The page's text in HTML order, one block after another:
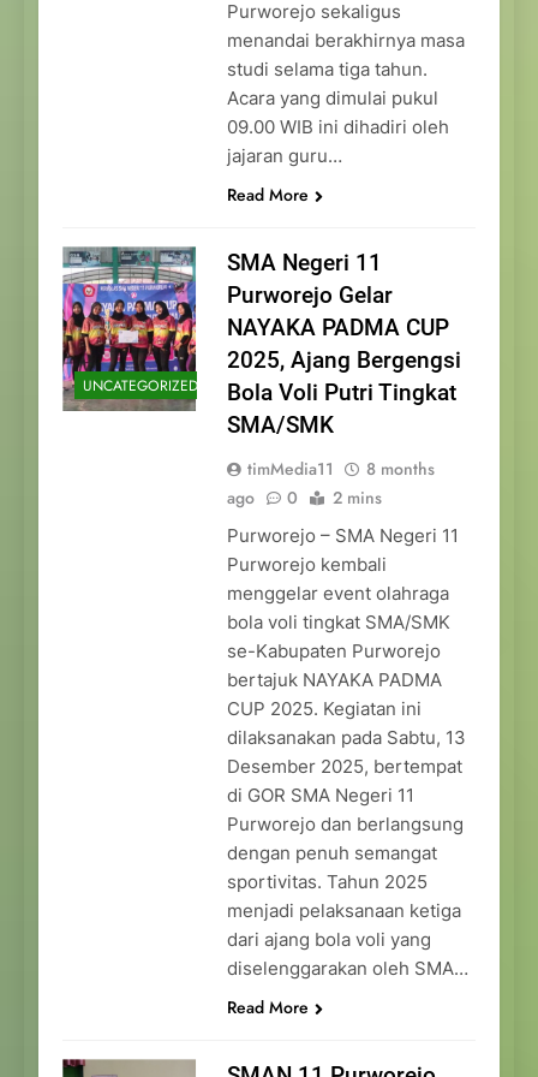
Purworejo sekaligus
menandai berakhirnya masa
studi selama tiga tahun.
Acara yang dimulai pukul
09.00 WIB ini dihadiri oleh
jajaran guru…
Read More
UNCATEGORIZED
SMA Negeri 11
Purworejo Gelar
NAYAKA PADMA CUP
2025, Ajang Bergengsi
Bola Voli Putri Tingkat
SMA/SMK
timMedia11
8 months
ago
0 2 mins
Purworejo – SMA Negeri 11
Purworejo kembali
menggelar event olahraga
bola voli tingkat SMA/SMK
se-Kabupaten Purworejo
bertajuk NAYAKA PADMA
CUP 2025. Kegiatan ini
dilaksanakan pada Sabtu, 13
Desember 2025, bertempat
di GOR SMA Negeri 11
Purworejo dan berlangsung
dengan penuh semangat
sportivitas. Tahun 2025
menjadi pelaksanaan ketiga
dari ajang bola voli yang
diselenggarakan oleh SMA…
Read More